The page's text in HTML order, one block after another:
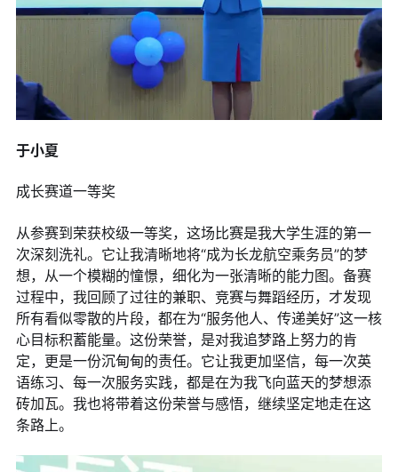
于小夏
成长赛道一等奖
从参赛到荣获校级一等奖，这场比赛是我大学生涯的第一
次深刻洗礼。它让我清晰地将“成为长龙航空乘务员”的梦
想，从一个模糊的憧憬，细化为一张清晰的能力图。备赛
过程中，我回顾了过往的兼职、竞赛与舞蹈经历，才发现
所有看似零散的片段，都在为“服务他人、传递美好”这一核
心目标积蓄能量。这份荣誉，是对我追梦路上努力的肯
定，更是一份沉甸甸的责任。它让我更加坚信，每一次英
语练习、每一次服务实践，都是在为我飞向蓝天的梦想添
砖加瓦。我也将带着这份荣誉与感悟，继续坚定地走在这
条路上。